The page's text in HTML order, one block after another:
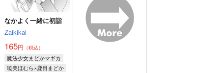
なかよく一緒に初詣
Zaikikai
165円 （税込）
魔法少女まどかマギカ
暁美ほむら×鹿目まどか